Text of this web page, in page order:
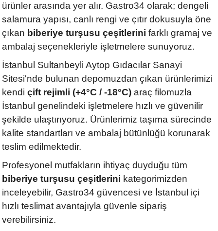
ürünler arasında yer alır. Gastro34 olarak; dengeli
salamura yapısı, canlı rengi ve çıtır dokusuyla öne
çıkan biberiye turşusu çeşitlerini farklı gramaj ve
ambalaj seçenekleriyle işletmelere sunuyoruz.
İstanbul Sultanbeyli Aytop Gıdacılar Sanayi
Sitesi'nde bulunan depomuzdan çıkan ürünlerimizi
kendi çift rejimli (+4°C / -18°C) araç filomuzla
İstanbul genelindeki işletmelere hızlı ve güvenilir
şekilde ulaştırıyoruz. Ürünlerimiz taşıma sürecinde
kalite standartları ve ambalaj bütünlüğü korunarak
teslim edilmektedir.
Profesyonel mutfakların ihtiyaç duyduğu tüm
biberiye turşusu çeşitlerini kategorimizden
inceleyebilir, Gastro34 güvencesi ve İstanbul içi
hızlı teslimat avantajıyla güvenle sipariş
verebilirsiniz.